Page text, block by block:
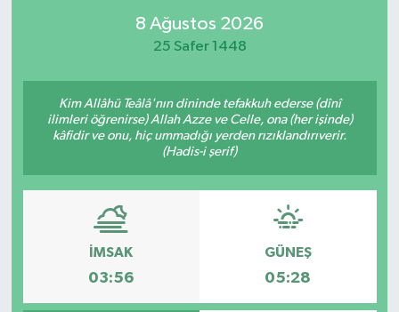
8 Ağustos 2026
25 Safer 1448
Kim Allâhü Teâlâ'nın dininde tefakkuh ederse (dînî
ilimleri öğrenirse) Allah Azze ve Celle, ona (her işinde)
kâfidir ve onu, hiç ummadığı yerden rızıklandırıverir.
(Hadis-i şerif)
İMSAK
03:56
GÜNEŞ
05:28